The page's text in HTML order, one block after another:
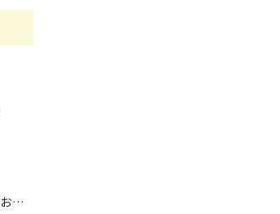
お盆期間の営業時間お知らせ